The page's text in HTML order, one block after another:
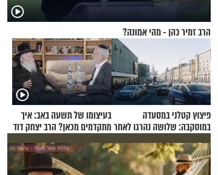
הרב זמיר כהן - מהי אמונה?
פיצוץ קטלני במסעדה
במוסקבה: שלושה נהרגו לאחר
בעיצומו של תשעה באב: איך
מתקדמים מכאן? הרב יצחק דוד